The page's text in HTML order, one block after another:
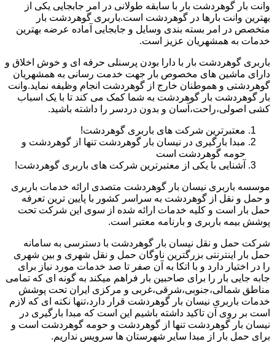
وانت بار گوهردشت بار با سابقه طولانی در امر جابجایی یکی از
بهترین وانت بارها در گوهردشت است.باربری گوهردشت بار
متخصص در امر بسته بندی وسایل و جابجایی آماده عرضه بهترین
خدمات به همشهریان عزیز است.
باربری گوهردشت بار با دارا بودن پرسنلی حرفه ای و خوش اخلاق و
دارای ماشین های مخصوص بار جهت خدمت رسانی به همشهریان
گوهردشتی و هموطنان خارج از گوهردشت انجام وظیفه نماید.وانت
بار گوهردشت بار گوهردشت به شما کمک می کند تا با یک اسباب
کشی اصولی،راحت،آسان و بدون دردسر را داشته باشید.
معتبرترین شرکت های باربری گوهردشت!
مبدا بارگیری در نیسان بار گوهردشت تنها از گوهردشت و
حومه گوهردشت است
آشنایی با یکی از معتبرترین شرکت های باربری گوهردشت!
موسسه باربری نیسان بار گوهردشت متصدی ارائه خدمات باربری
و حمل و نقل از گوهردشت به سراسر کشور با پایین ترین تعرفه
حمل بار است و کلیه خدمات ارائه شده از سوی این شرکت تحت
پوشش بیمه باربری و بارنامه معتبر است.
شرکت حمل و نقل نیسان بار گوهردشت با دسترسی به سامانه
حمل بار اینترنتی بزرگترین ناوگان حمل و نقل شهری و بین شهری
را در اختیار دارد و با اتکا به آن صفر تا صد خدمات مورد نیاز برای
جابه جایی بار را برای صاحبین بار فراهم میکند به گونه ای که تمامی
مناطق شمالی،جنوبی،شرقی،غربی و مرکزی ایران تحت پوشش
خدمات باربری نیسان بار گوهردشت قرار دارد،تنها نکته ای که لازم
است بر روی آن تاکید داشته باشیم این است که مبدا بارگیری در
نیسان بار گوهردشت تنها از گوهردشت و حومه گوهردشت است و
برای حمل بار از مبدا سایر شهرستان ها سرویس نداریم.